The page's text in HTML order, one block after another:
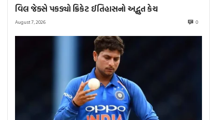
વિલ જેક્સે પકડ્યો ક્રિકેટ ઈતિહાસનો અદ્ભુત કેચ
August 7, 2026 0